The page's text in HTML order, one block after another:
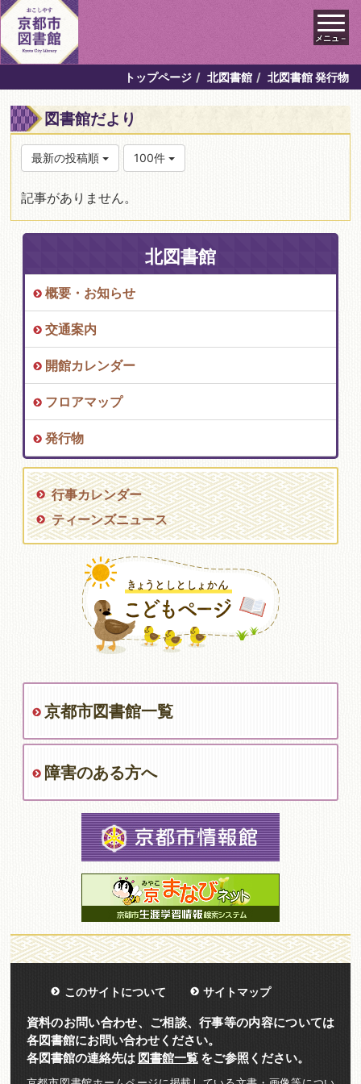
メニュ－
トップページ 北図書館 北図書館 発行物
図書館だより
最新の投稿順 100件
記事がありません。
北図書館
概要・お知らせ
交通案内
開館カレンダー
フロアマップ
発行物
行事カレンダー
ティーンズニュース
京都市図書館一覧
障害のある方へ
このサイトについて サイトマップ
資料のお問い合わせ、ご相談、行事等の内容については
各図書館にお問い合わせください。
各図書館の連絡先は 図書館一覧をご参照ください。